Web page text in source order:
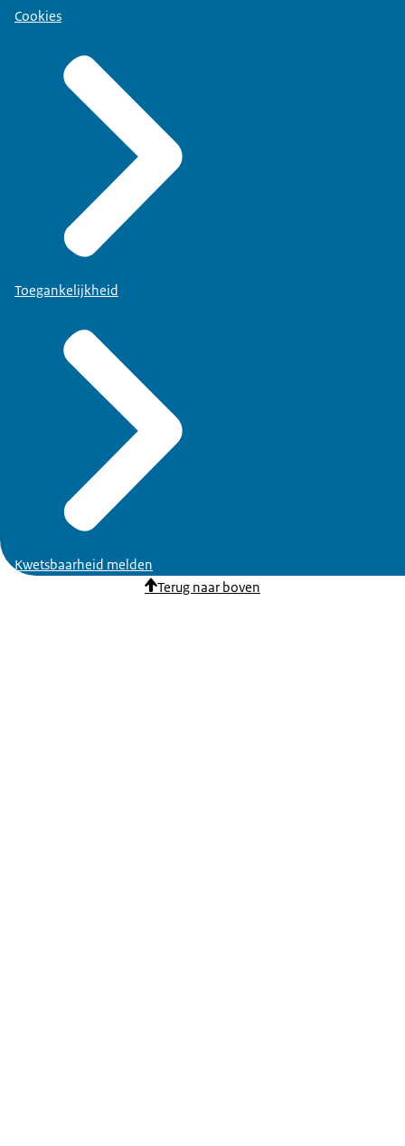
Cookies
Toegankelijkheid
Kwetsbaarheid melden
Terug naar boven